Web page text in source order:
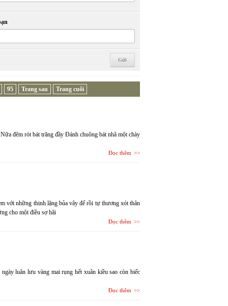
95 Trang sau Trang cuối
đêm rót bát trăng đầy Đánh chuông bát nhã một chày
Đọc thêm
với những thinh lặng bủa vây để rồi tự thương xót thân
cho một điều sợ hãi
Đọc thêm
luân lưu vàng mai rụng hết xuân kiều sao còn biếc
Đọc thêm